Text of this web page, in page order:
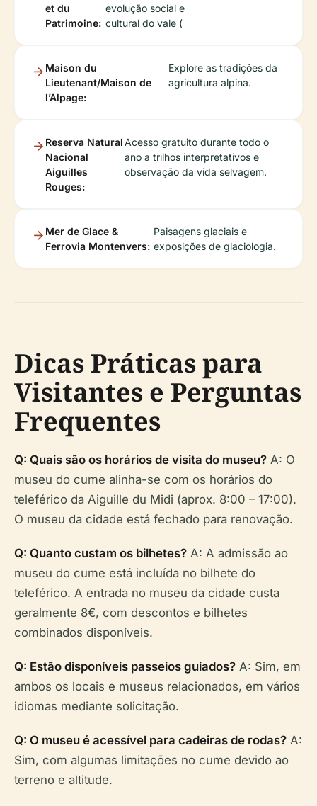
et du
Patrimoine:
evolução social e
cultural do vale (
Maison du
Lieutenant/Maison de
l’Alpage:
Explore as tradições da
agricultura alpina.
Reserva Natural
Nacional
Aiguilles
Rouges:
Acesso gratuito durante todo o
ano a trilhos interpretativos e
observação da vida selvagem.
Mer de Glace &
Ferrovia Montenvers:
Paisagens glaciais e
exposições de glaciologia.
Dicas Práticas para
Visitantes e Perguntas
Frequentes
Q: Quais são os horários de visita do museu? A: O
museu do cume alinha-se com os horários do
teleférico da Aiguille du Midi (aprox. 8:00 – 17:00).
O museu da cidade está fechado para renovação.
Q: Quanto custam os bilhetes? A: A admissão ao
museu do cume está incluída no bilhete do
teleférico. A entrada no museu da cidade custa
geralmente 8€, com descontos e bilhetes
combinados disponíveis.
Q: Estão disponíveis passeios guiados? A: Sim, em
ambos os locais e museus relacionados, em vários
idiomas mediante solicitação.
Q: O museu é acessível para cadeiras de rodas? A:
Sim, com algumas limitações no cume devido ao
terreno e altitude.